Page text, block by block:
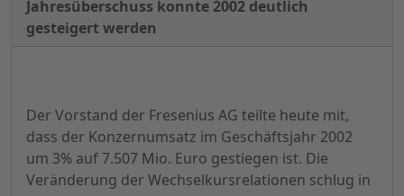
Jahresüberschuss konnte 2002 deutlich
gesteigert werden
Der Vorstand der Fresenius AG teilte heute mit,
dass der Konzernumsatz im Geschäftsjahr 2002
um 3% auf 7.507 Mio. Euro gestiegen ist. Die
Veränderung der Wechselkursrelationen schlug in